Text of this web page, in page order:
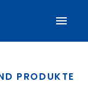
PRODUKTE